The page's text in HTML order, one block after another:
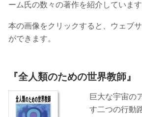
ーム氏の数々の著作を紹介しています
本の画像をクリックすると、ウェブ
ができます。
『全人類のための世界教師』
巨大な宇宙の
す二つの行動